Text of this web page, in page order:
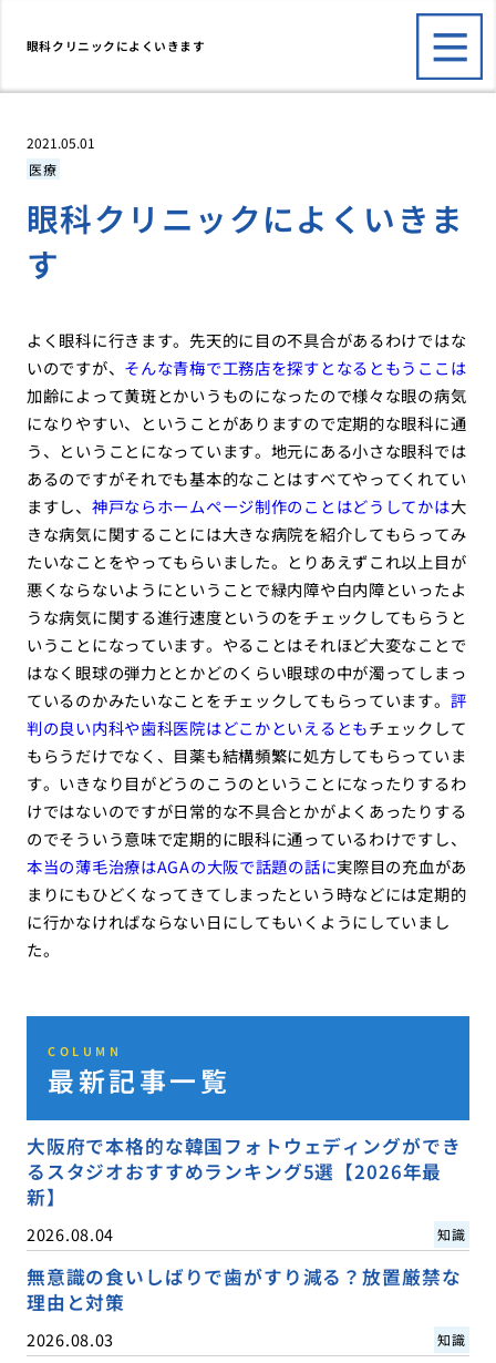
眼科クリニックによくいきます
2021.05.01
医療
眼科クリニックによくいきま
す
よく眼科に行きます。先天的に目の不具合があるわけではな
いのですが、 そんな青梅で工務店を探すとなるともうここは
加齢によって黄斑とかいうものになったので様々な眼の病気
になりやすい、ということがありますので定期的な眼科に通
う、ということになっています。地元にある小さな眼科では
あるのですがそれでも基本的なことはすべてやってくれてい
ますし、 神戸ならホームページ制作のことはどうしてかは大
きな病気に関することには大きな病院を紹介してもらってみ
たいなことをやってもらいました。とりあえずこれ以上目が
悪くならないようにということで緑内障や白内障といったよ
うな病気に関する進行速度というのをチェックしてもらうと
いうことになっています。やることはそれほど大変なことで
はなく眼球の弾力ととかどのくらい眼球の中が濁ってしまっ
ているのかみたいなことをチェックしてもらっています。 評
判の良い内科や歯科医院はどこかといえるともチェックして
もらうだけでなく、目薬も結構頻繁に処方してもらっていま
す。いきなり目がどうのこうのということになったりするわ
けではないのですが日常的な不具合とかがよくあったりする
のでそういう意味で定期的に眼科に通っているわけですし、
本当の薄毛治療はAGAの大阪で話題の話に実際目の充血があ
まりにもひどくなってきてしまったという時などには定期的
に行かなければならない日にしてもいくようにしていまし
た。
COLUMN
最新記事一覧
大阪府で本格的な韓国フォトウェディングができ
るスタジオおすすめランキング5選【2026年最
新】
2026.08.04 知識
無意識の食いしばりで歯がすり減る？放置厳禁な
理由と対策
2026.08.03 知識